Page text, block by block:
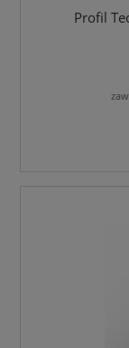
Profil